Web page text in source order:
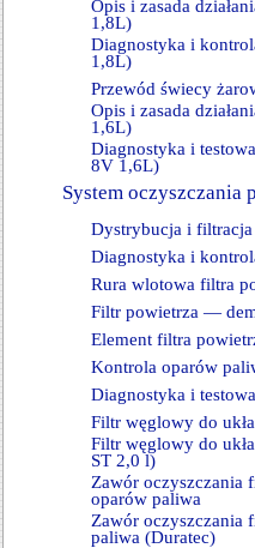
Opis i zasada
1,8L)
Diagnostyka i
1,8L)
Przewód świecy
Opis i zasada
1,6L)
Diagnostyka i
8V 1,6L)
System oczyszczania
Dystrybucja i
Diagnostyka i
Rura wlotowa filtra
Filtr powietrza —
Element filtra
Kontrola oparów
Diagnostyka i
Filtr węglowy do
Filtr węglowy do
ST 2,0 l)
Zawór oczyszczania
oparów paliwa
Zawór oczyszczania
paliwa (Duratec)